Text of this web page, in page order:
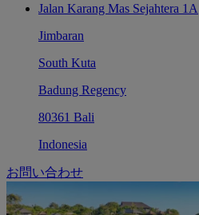
Jalan Karang Mas Sejahtera 1A
Jimbaran
South Kuta
Badung Regency
80361 Bali
Indonesia
お問い合わせ